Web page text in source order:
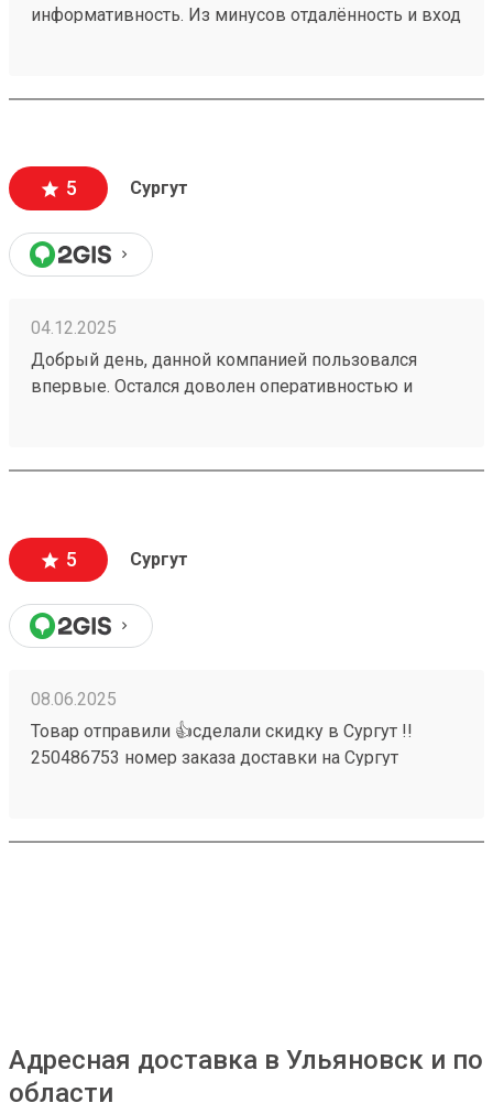
информативность. Из минусов отдалённость и вход
250896935.
5 Сургут
04.12.2025
Добрый день, данной компанией пользовался
впервые. Остался доволен оперативностью и
обнаружил очереди в офисе, чем сэкономил
5 Сургут
08.06.2025
Товар отправили 👍сделали скидку в Сургут !!
250486753 номер заказа доставки на Сургут
Адресная доставка в Ульяновск и по
области